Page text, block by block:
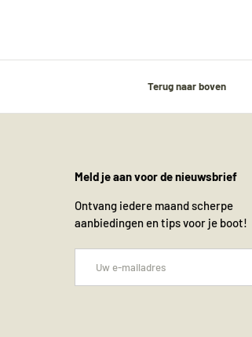
Terug naar boven
Meld je aan voor de nieuwsbrief
Ontvang iedere maand scherpe
aanbiedingen en tips voor je boot!